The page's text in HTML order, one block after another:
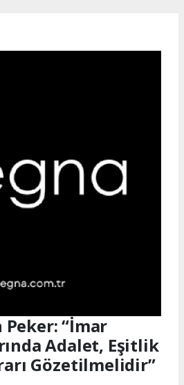
Peker: “İmar
Adalet, Eşitlik
Gözetilmelidir”